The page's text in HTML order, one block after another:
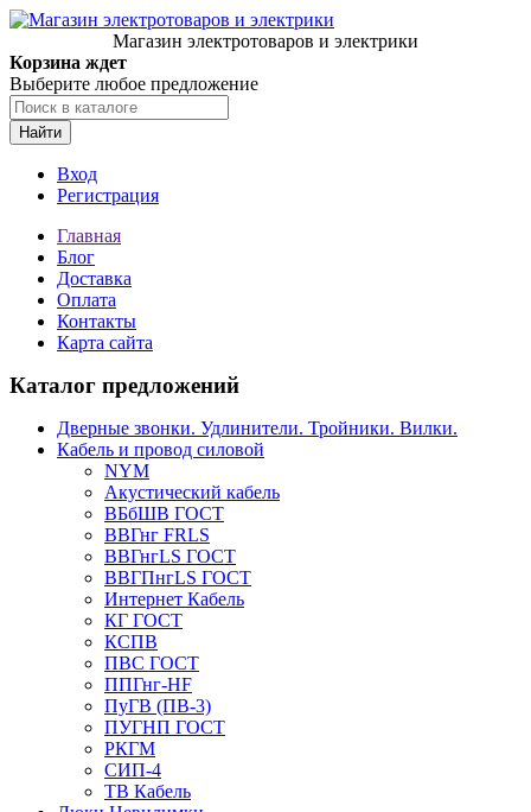
Магазин электротоваров и электрики
Корзина ждет
Выберите любое предложение
Найти
Вход
Регистрация
Главная
Блог
Доставка
Оплата
Контакты
Карта сайта
Каталог предложений
Дверные звонки. Удлинители. Тройники. Вилки.
Кабель и провод силовой
NYM
Акустический кабель
ВБбШВ ГОСТ
ВВГнг FRLS
ВВГнгLS ГОСТ
ВВГПнгLS ГОСТ
Интернет Кабель
КГ ГОСТ
КСПВ
ПВС ГОСТ
ППГнг-HF
ПуГВ (ПВ-3)
ПУГНП ГОСТ
РКГМ
СИП-4
ТВ Кабель